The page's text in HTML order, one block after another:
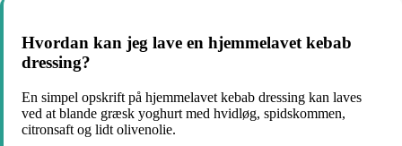
Hvordan kan jeg lave en hjemmelavet kebab
dressing?
En simpel opskrift på hjemmelavet kebab dressing kan laves
ved at blande græsk yoghurt med hvidløg, spidskommen,
citronsaft og lidt olivenolie.